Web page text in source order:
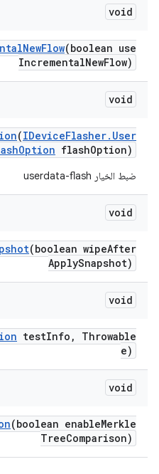
void
NewFlow(boolean use
IncrementalNewFlow)
void
(IDeviceFlasher. User
Option flashOption)
ضبط الخيار userdata-flash
void
(boolean wipeAfter
ApplySnapshot)
void
testInfo ,
Throwable
e)
void
(boolean enableMerkle
TreeComparison)